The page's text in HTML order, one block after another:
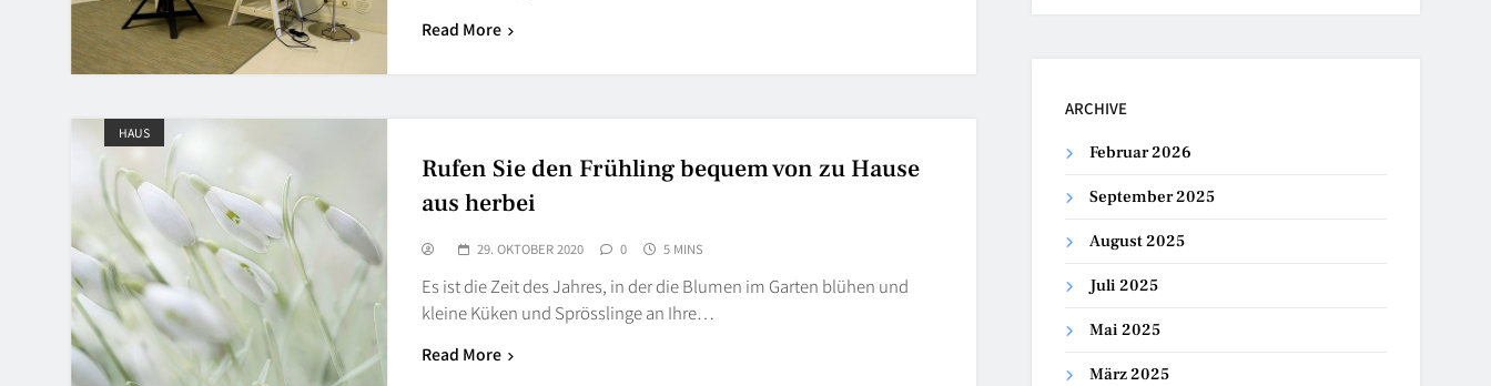
Read More
HAUS
Rufen Sie den Frühling bequem von zu Hause
aus herbei
29. OKTOBER 2020 0 5 MINS
Es ist die Zeit des Jahres, in der die Blumen im Garten blühen und
kleine Küken und Sprösslinge an Ihre…
Read More
ARCHIVE
Februar 2026
September 2025
August 2025
Juli 2025
Mai 2025
März 2025